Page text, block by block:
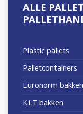
ALLE
Plastic pallets
Palletcontainers
Euronorm bakken
KLT bakken